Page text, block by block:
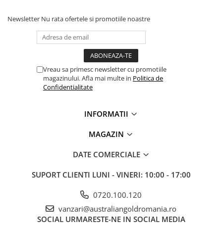
Newsletter Nu rata ofertele si promotiile noastre
Vreau sa primesc newsletter cu promotiile
magazinului. Afla mai multe in Politica de
Confidentialitate
INFORMATII
MAGAZIN
DATE COMERCIALE
SUPORT CLIENTI LUNI - VINERI: 10:00 - 17:00
0720.100.120
vanzari@australiangoldromania.ro
SOCIAL URMARESTE-NE IN SOCIAL MEDIA